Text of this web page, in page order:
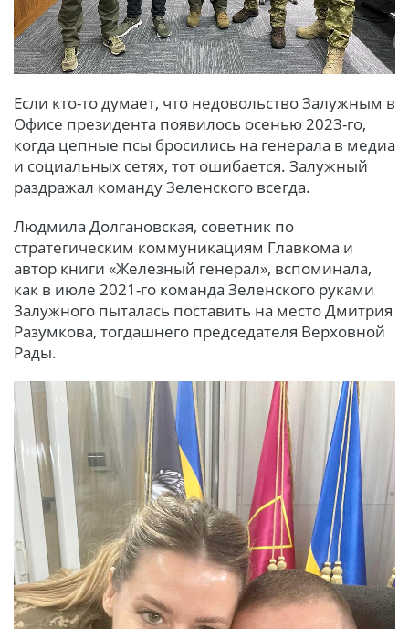
Если кто-то думает, что недовольство Залужным в
Офисе президента появилось осенью 2023-го,
когда цепные псы бросились на генерала в медиа
и социальных сетях, тот ошибается. Залужный
раздражал команду Зеленского всегда.
Людмила Долгановская, советник по
стратегическим коммуникациям Главкома и
автор книги «Железный генерал», вспоминала,
как в июле 2021-го команда Зеленского руками
Залужного пыталась поставить на место Дмитрия
Разумкова, тогдашнего председателя Верховной
Рады.